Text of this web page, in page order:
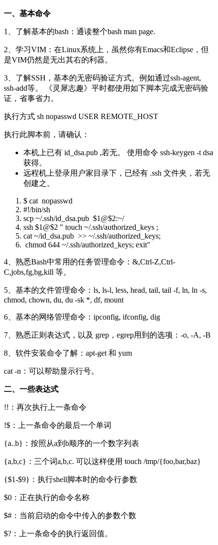
一、基本命令
1、了解基本的bash：通读整个bash man page.
2、学习VIM：在Linux系统上，虽然你有Emacs和Eclipse，但
是VIM仍然是无出其右的利器。
3、了解SSH，基本的无密码验证方式。例如通过ssh-agent,
ssh-add等。 《灵犀志趣》平时都使用如下脚本完成无密码验
证，省事省力。
执行方式 sh nopasswd USER REMOTE_HOST
执行此脚本前，请确认：
本机上已有 id_dsa.pub ,若无。 使用命令 ssh-keygen -t dsa
获得。
远程机上登录用户家目录下，已经有 .ssh 文件夹，若无
创建之。
$ cat nopasswd
#!/bin/sh
scp ~/.ssh/id_dsa.pub $1@$2:~/
ssh $1@$2 " touch ~/.ssh/authorized_keys ;
cat ~/id_dsa.pub >> ~/.ssh/authorized_keys;
chmod 644 ~/.ssh/authorized_keys; exit"
4、熟悉Bash中常用的任务管理命令：&,Ctrl-Z,Ctrl-
C,jobs,fg,bg,kill 等。
5、基本的文件管理命令：ls, ls-l, less, head, tail, tail -f, ln, ln -s,
chmod, chown, du, du -sk *, df, mount
6、基本的网络管理命令：ipconfig, ifconfig, dig
7、熟悉正则表达式，以及 grep，egrep用到的选项：-o, -A, -B
8、软件安装命令了解：apt-get 和 yum
cat -n：可以帮助显示行号。
二、一些表达式
!!：再次执行上一条命令
!$：上一条命令的最后一个单词
{a..b}：按照从a到b顺序的一个数字列表
{a,b,c}：三个词a,b,c. 可以这样使用 touch /tmp/{foo,bar,baz}
{$1-$9}：执行shell脚本时的命令行参数
$0：正在执行的命令名称
$#：当前启动的命令中传入的参数个数
$?：上一条命令的执行返回值。